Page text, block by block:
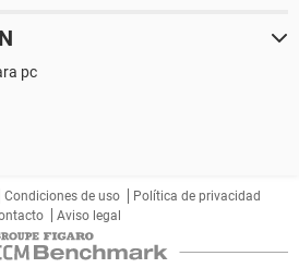
pc
Condiciones de uso
Política de privacidad
Aviso legal